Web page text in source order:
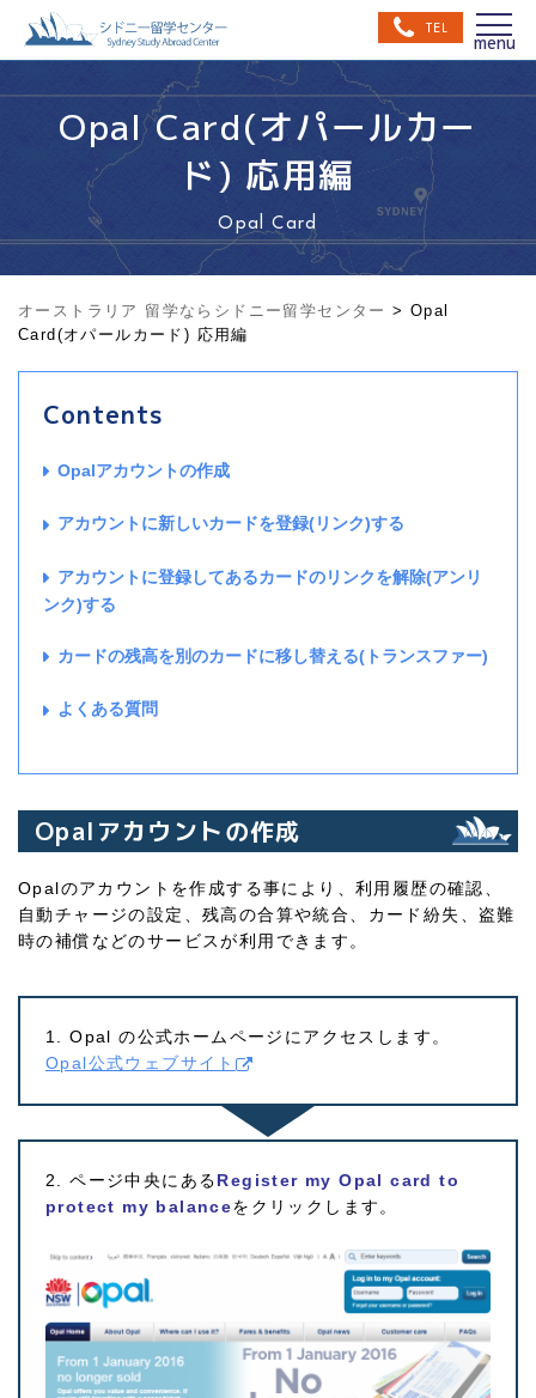
TEL
Opal Card(オパールカー
ド) 応用編
Opal Card
オーストラリア 留学ならシドニー留学センター >Opal
Card(オパールカード) 応用編
Contents
Opalアカウントの作成
アカウントに新しいカードを登録(リンク)する
アカウントに登録してあるカードのリンクを解除(アンリ
ンク)する
カードの残高を別のカードに移し替える(トランスファー)
よくある質問
Opalアカウントの作成
Opalのアカウントを作成する事により、利用履歴の確認、
自動チャージの設定、残高の合算や統合、カード紛失、盗難
時の補償などのサービスが利用できます。
1. Opal の公式ホームページにアクセスします。
Opal公式ウェブサイト
2. ページ中央にあるRegister my Opal card to
protect my balanceをクリックします。